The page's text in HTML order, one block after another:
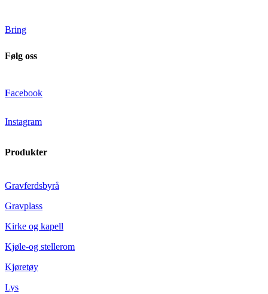
Bring
Følg oss
Facebook
Instagram
Produkter
Gravferdsbyrå
Gravplass
Kirke og kapell
Kjøle-og stellerom
Kjøretøy
Lys